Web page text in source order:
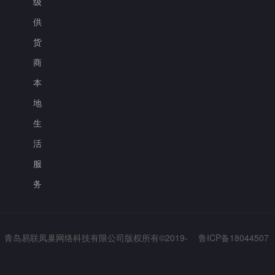
供
货
商
本
地
生
活
服
务
青岛易联凤巢网络科技有限公司版权所有©2019- 鲁ICP备18044507